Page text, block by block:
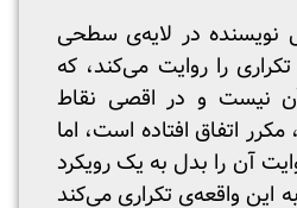
نویسنده در لایه‌ی سطحی
را روایت می‌کند، که
نیست و در اقصی نقاط
اتفاق افتاده است، اما
آن را بدل به یک رویکرد
این واقعه‌ی تکراری می‌کند